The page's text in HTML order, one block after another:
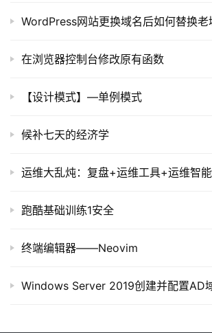
WordPress网站更换域名后如何替换老
在浏览器控制台修改原有函数
【设计模式】—单例模式
候补七天的经济学
运维大乱炖：复盘+运维工具+运维智
跑酷基础训练1安全
终端编辑器——Neovim
Windows Server 2019创建并配置AD